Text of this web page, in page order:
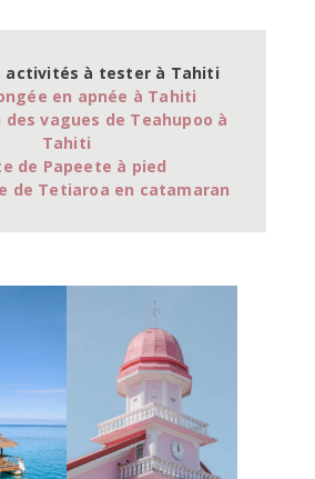
activités à tester à Tahiti
en apnée à Tahiti
vagues de Teahupoo à
Tahiti
de Papeete à pied
de Tetiaroa en catamaran